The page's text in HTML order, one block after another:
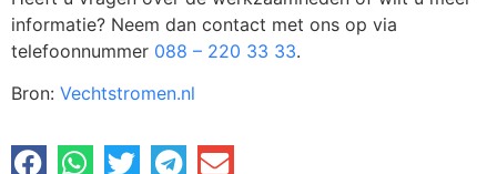
informatie? Neem dan contact met ons op via
telefoonnummer 088 – 220 33 33.
Bron: Vechtstromen.nl